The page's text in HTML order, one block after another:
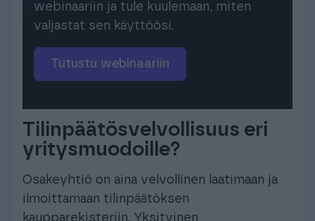
webinaariin ja tule kuulemaan, miten
valjastat sen käyttöösi.
Tutustu webinaariin
Tilinpäätösvelvollisuus eri
yritysmuodoille?
Osakeyhtiö on aina velvollinen laatimaan ja
ilmoittamaan tilinpäätöksen
kaupparekisteriin. Yksityinen